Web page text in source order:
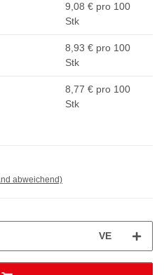
9,08 € pro 100
Stk
8,93 € pro 100
Stk
8,77 € pro 100
Stk
abweichend)
VE